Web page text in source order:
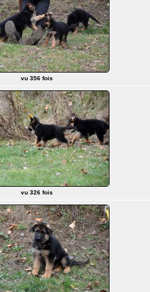
vu 356 fois
vu 326 fois